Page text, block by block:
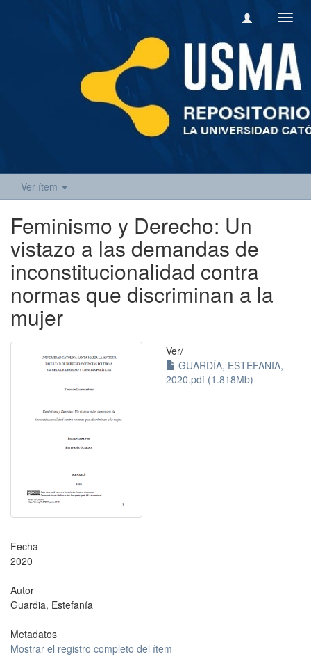
Ver ítem
Feminismo y Derecho: Un
vistazo a las demandas de
inconstitucionalidad contra
normas que discriminan a la
mujer
Ver/
GUARDÍA, ESTEFANIA,
2020.pdf (1.818Mb)
Fecha
2020
Autor
Guardia, Estefanía
Metadatos
Mostrar el registro completo del ítem